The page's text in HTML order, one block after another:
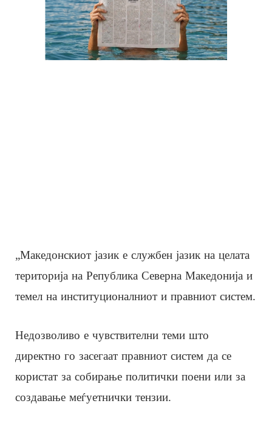
„Македонскиот јазик е службен јазик на целата
територија на Република Северна Македонија и
темел на институционалниот и правниот систем.
Недозволиво е чувствителни теми што
директно го засегаат правниот систем да се
користат за собирање политички поени или за
создавање меѓуетнички тензии.